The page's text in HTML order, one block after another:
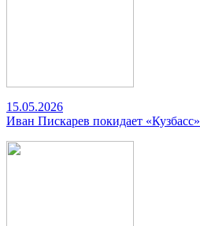
15.05.2026
Иван Пискарев покидает «Кузбасс»